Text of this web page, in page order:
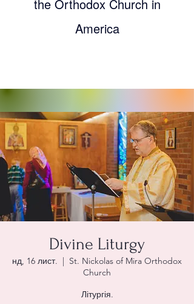
the Orthodox Church in
America
Divine Liturgy
нд, 16 лист.
  |
St. Nickolas of Mira Orthodox
Church
Літургія.